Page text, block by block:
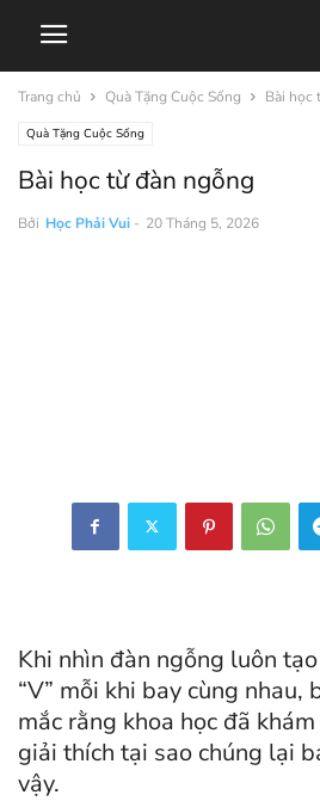
Trang chủ Quà Tặng Cuộc Sống Bài học
Quà Tặng Cuộc Sống
Bài học từ đàn ngỗng
Bởi Học Phải Vui - 20 Tháng 5, 2026
Khi nhìn đàn ngỗng luôn
“V” mỗi khi bay cùng nhau,
mắc rằng khoa học đã
giải thích tại sao chúng lại
vậy.